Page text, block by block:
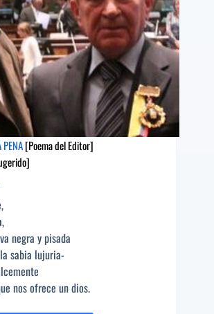
[Poema del Editor]
negra y pisada
sabia lujuria-
nos ofrece un dios.